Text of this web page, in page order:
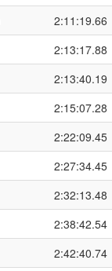
2:11:19.66
2:13:17.88
2:13:40.19
2:15:07.28
2:22:09.45
2:27:34.45
2:32:13.48
2:38:42.54
2:42:40.74